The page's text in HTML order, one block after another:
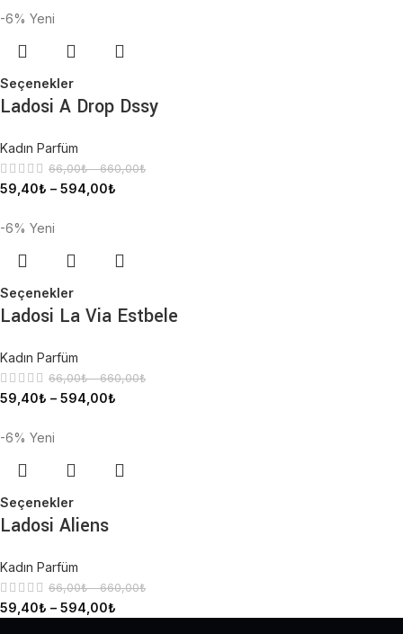
-6% Yeni
Seçenekler
Ladosi A Drop Dssy
Kadın Parfüm
66,00₺ –660,00₺
59,40₺ – 594,00₺
-6% Yeni
Seçenekler
Ladosi La Via Estbele
Kadın Parfüm
66,00₺ –660,00₺
59,40₺ – 594,00₺
-6% Yeni
Seçenekler
Ladosi Aliens
Kadın Parfüm
66,00₺ –660,00₺
59,40₺ – 594,00₺